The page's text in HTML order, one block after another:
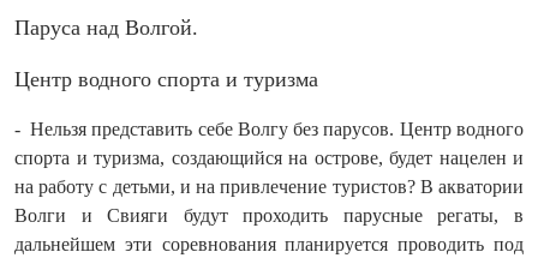
Паруса над Волгой.
Центр водного спорта и туризма
- Нельзя представить себе Волгу без парусов. Центр водного
спорта и туризма, создающийся на острове, будет нацелен и
на работу с детьми, и на привлечение туристов? В акватории
Волги и Свияги будут проходить парусные регаты, в
дальнейшем эти соревнования планируется проводить под